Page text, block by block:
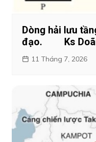
Dòng hải lưu
đạo. Ks Doãn
11 Tháng 7, 2026